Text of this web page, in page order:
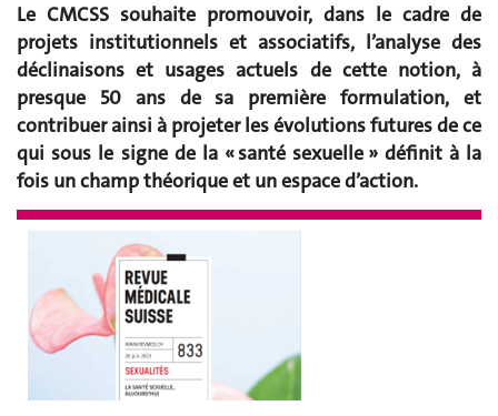
Le CMCSS souhaite promouvoir, dans le cadre de
projets institutionnels et associatifs, l’analyse des
déclinaisons et usages actuels de cette notion, à
presque 50 ans de sa première formulation, et
contribuer ainsi à projeter les évolutions futures de ce
qui sous le signe de la « santé sexuelle » définit à la
fois un champ théorique et un espace d’action.